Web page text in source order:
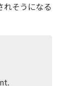
れそうになる